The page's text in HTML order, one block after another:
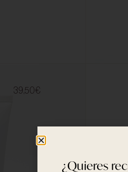
39,50€
¿Quieres